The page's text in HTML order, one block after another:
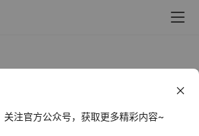
Windows Shape Collage Pro 照片
拼图_v3.1 绿色便携版
关注官方公众号，获取更多精彩内容~